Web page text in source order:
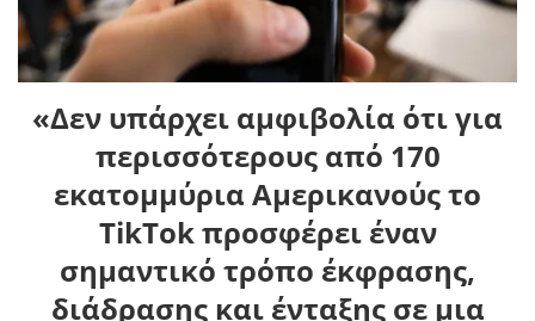
«Δεν υπάρχει αμφιβολία ότι για
περισσότερους από 170
εκατομμύρια Αμερικανούς το
TikTok προσφέρει έναν
σημαντικό τρόπο έκφρασης,
διάδρασης και ένταξης σε μια